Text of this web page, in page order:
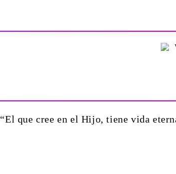
“El que cree en el Hijo, tiene vida